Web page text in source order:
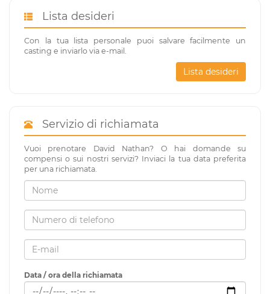
Lista desideri
Con la tua lista personale puoi salvare facilmente un
casting e inviarlo via e-mail.
Lista desideri
Servizio di richiamata
Vuoi prenotare David Nathan? O hai domande su
compensi o sui nostri servizi? Inviaci la tua data preferita
per una richiamata.
Data / ora della richiamata